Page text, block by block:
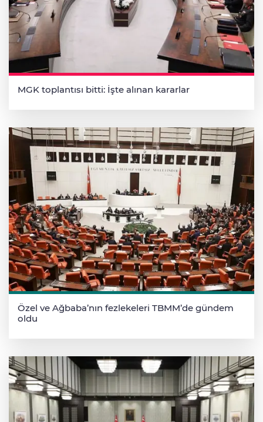
MGK toplantısı bitti: İşte alınan kararlar
Özel ve Ağbaba’nın fezlekeleri TBMM’de gündem
oldu